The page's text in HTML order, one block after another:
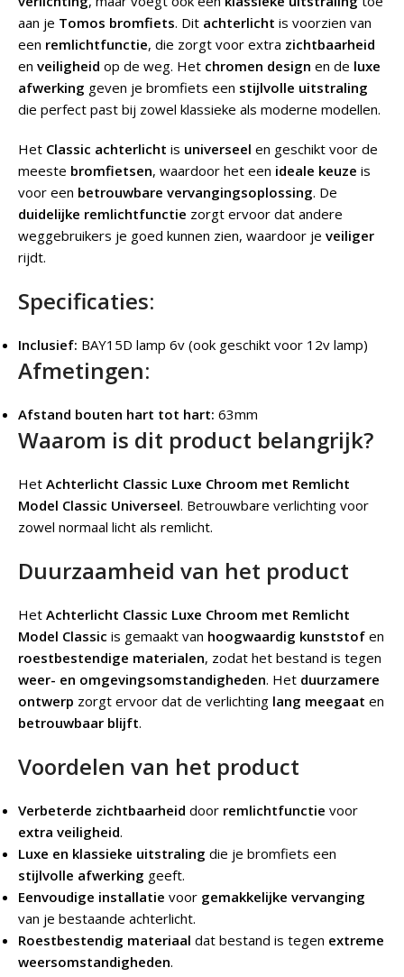
aan je Tomos bromfiets. Dit achterlicht is voorzien van
een remlichtfunctie, die zorgt voor extra zichtbaarheid
en veiligheid op de weg. Het chromen design en de luxe
afwerking geven je bromfiets een stijlvolle uitstraling
die perfect past bij zowel klassieke als moderne modellen.
Het Classic achterlicht is universeel en geschikt voor de
meeste bromfietsen, waardoor het een ideale keuze is
voor een betrouwbare vervangingsoplossing. De
duidelijke remlichtfunctie zorgt ervoor dat andere
weggebruikers je goed kunnen zien, waardoor je veiliger
rijdt.
Specificaties:
Inclusief: BAY15D lamp 6v (ook geschikt voor 12v lamp)
Afmetingen:
Afstand bouten hart tot hart: 63mm
Waarom is dit product belangrijk?
Het Achterlicht Classic Luxe Chroom met Remlicht
Model Classic Universeel. Betrouwbare verlichting voor
zowel normaal licht als remlicht.
Duurzaamheid van het product
Het Achterlicht Classic Luxe Chroom met Remlicht
Model Classic is gemaakt van hoogwaardig kunststof en
roestbestendige materialen, zodat het bestand is tegen
weer- en omgevingsomstandigheden. Het duurzamere
ontwerp zorgt ervoor dat de verlichting lang meegaat en
betrouwbaar blijft.
Voordelen van het product
Verbeterde zichtbaarheid door remlichtfunctie voor
extra veiligheid.
Luxe en klassieke uitstraling die je bromfiets een
stijlvolle afwerking geeft.
Eenvoudige installatie voor gemakkelijke vervanging
van je bestaande achterlicht.
Roestbestendig materiaal dat bestand is tegen extreme
weersomstandigheden.